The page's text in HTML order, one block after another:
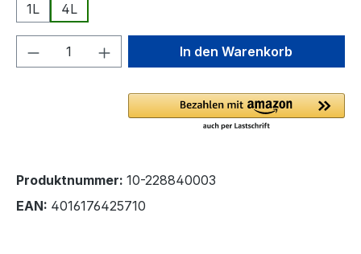
1L
4L
Produkt Anzahl: Gib denIn den Warenkorb
Produktnummer: 10-228840003
EAN: 4016176425710